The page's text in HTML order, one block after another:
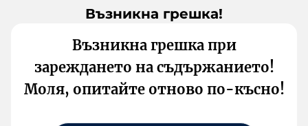
Възникна грешка!
Възникна грешка при
зареждането на съдържанието!
Моля, опитайте отново по-късно!